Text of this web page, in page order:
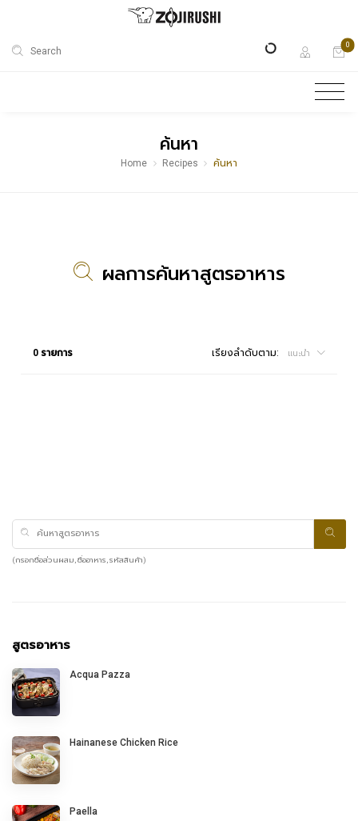
Search
0
ค้นหา
Home Recipes ค้นหา
ผลการค้นหาสูตรอาหาร
0 รายการ เรียงลำดับตาม: แนะนำ
(กรอกชื่อส่วนผสม, ชื่ออาหาร, รหัสสินค้า)
สูตรอาหาร
Acqua Pazza
Hainanese Chicken Rice
Paella